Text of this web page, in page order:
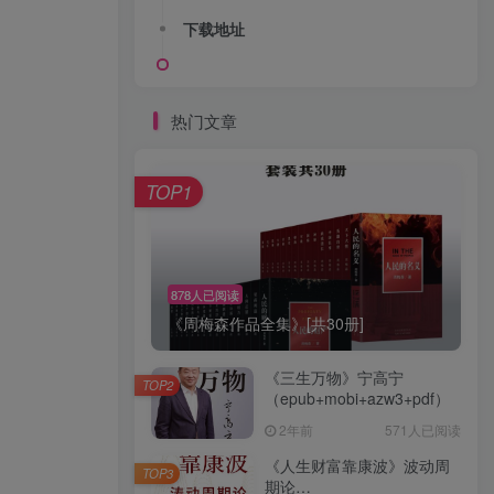
下载地址
热门文章
878人已阅读
《周梅森作品全集》[共30册]
TOP1
《三生万物》宁高宁
（epub+mobi+azw3+pdf）
2年前 571人已阅读
TOP2
《人生财富靠康波》波动周
期论
TOP3